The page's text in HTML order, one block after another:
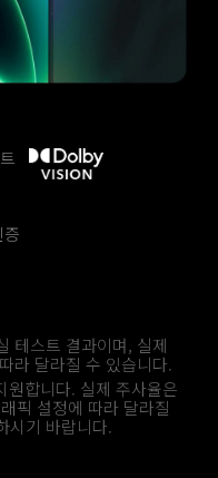
테스트 결과이며, 실제
라 달라질 수 있습니다.
합니다. 실제 주사율은
픽 설정에 따라 달라질
시기 바랍니다.